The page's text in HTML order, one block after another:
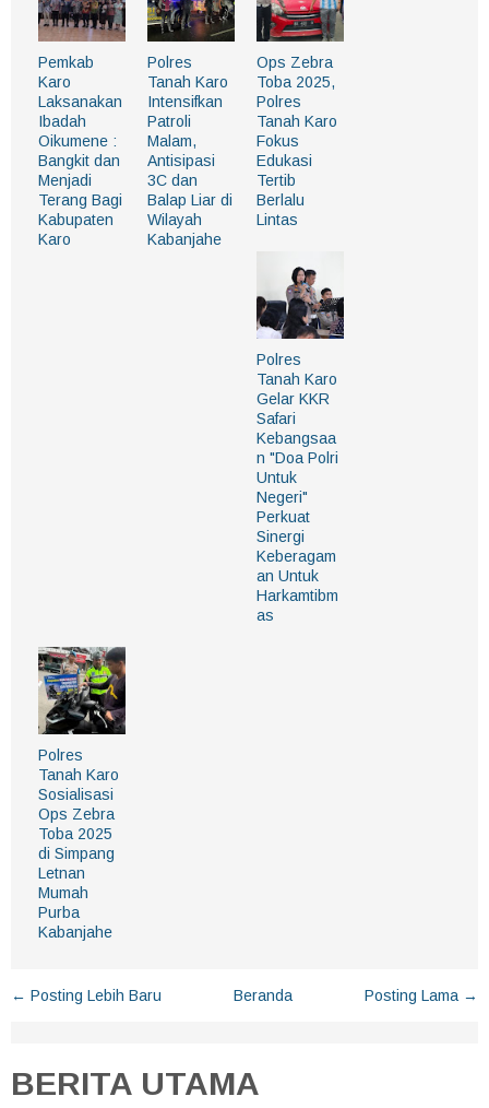
Pemkab
Karo
Laksanakan
Ibadah
Oikumene :
Bangkit dan
Menjadi
Terang Bagi
Kabupaten
Karo
Polres
Tanah Karo
Intensifkan
Patroli
Malam,
Antisipasi
3C dan
Balap Liar di
Wilayah
Kabanjahe
Ops Zebra
Toba 2025,
Polres
Tanah Karo
Fokus
Edukasi
Tertib
Berlalu
Lintas
Polres
Tanah Karo
Gelar KKR
Safari
Kebangsaa
n "Doa Polri
Untuk
Negeri"
Perkuat
Sinergi
Keberagam
an Untuk
Harkamtibm
as
Polres
Tanah Karo
Sosialisasi
Ops Zebra
Toba 2025
di Simpang
Letnan
Mumah
Purba
Kabanjahe
← Posting Lebih Baru Posting Lama →
Beranda
BERITA UTAMA